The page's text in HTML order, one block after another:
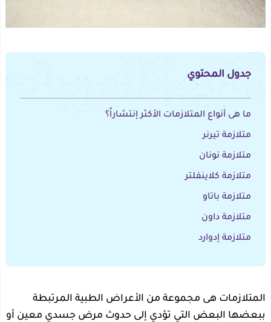
جدول المحتوي
ما هى أنواع المتلازمات الأكثر إنتشاراً؟
متلازمة تيرنر
متلازمة نونان
متلازمة كلاينفلتر
متلازمة باتاو
متلازمة داون
متلازمة إدوارد
المتلازمات هى مجموعة من الأعراض الطبية المرتبطة
ببعضها البعض التي تؤدي إلى حدوث مرض جسدي معين أو